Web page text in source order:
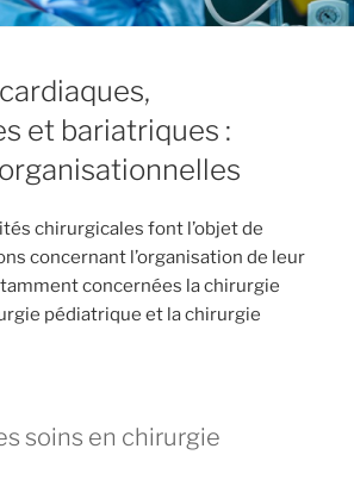
et bariatriques :
chirurgicales font l’objet de
concernant l’organisation de leur
concernées la chirurgie
pédiatrique et la chirurgie
soins en chirurgie